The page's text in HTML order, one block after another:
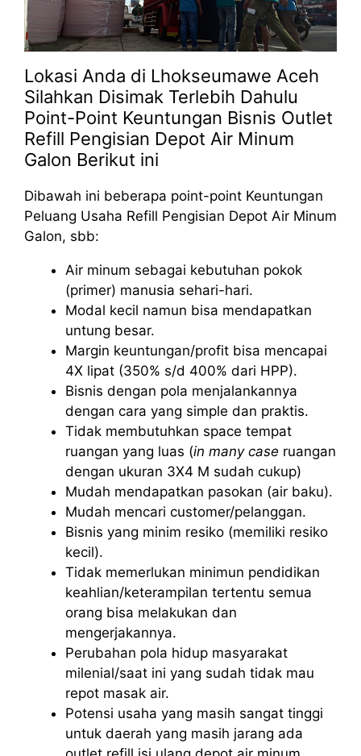
Lokasi Anda di Lhokseumawe Aceh
Silahkan Disimak Terlebih Dahulu
Point-Point Keuntungan Bisnis Outlet
Refill Pengisian Depot Air Minum
Galon Berikut ini
Dibawah ini beberapa point-point Keuntungan
Peluang Usaha Refill Pengisian Depot Air Minum
Galon, sbb:
Air minum sebagai kebutuhan pokok
(primer) manusia sehari-hari.
Modal kecil namun bisa mendapatkan
untung besar.
Margin keuntungan/profit bisa mencapai
4X lipat (350% s/d 400% dari HPP).
Bisnis dengan pola menjalankannya
dengan cara yang simple dan praktis.
Tidak membutuhkan space tempat
ruangan yang luas (in many case ruangan
dengan ukuran 3X4 M sudah cukup)
Mudah mendapatkan pasokan (air baku).
Mudah mencari customer/pelanggan.
Bisnis yang minim resiko (memiliki resiko
kecil).
Tidak memerlukan minimun pendidikan
keahlian/keterampilan tertentu semua
orang bisa melakukan dan
mengerjakannya.
Perubahan pola hidup masyarakat
milenial/saat ini yang sudah tidak mau
repot masak air.
Potensi usaha yang masih sangat tinggi
untuk daerah yang masih jarang ada